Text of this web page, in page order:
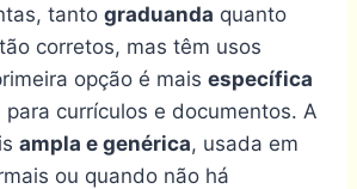
tanto graduanda quanto
corretos, mas têm usos
opção é mais específica
para currículos e documentos. A
ampla e genérica, usada em
ou quando não há